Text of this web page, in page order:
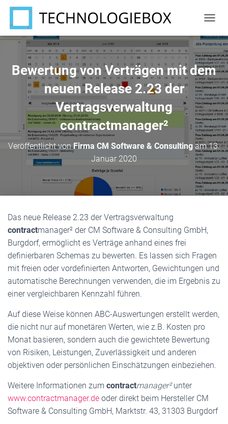
A
V
I
G
A
T
I
O
N
U
M
S
C
H
L
T
Bewertung von Verträgen mit dem
neuen Release 2.23 der
Vertragsverwaltung
contractmanager²
Veröffentlicht vonFirma CM Software & Consulting am13.
Januar 2020
Das neue Release 2.23 der Vertragsverwaltung
contractmanager² der CM Software & Consulting GmbH,
Burgdorf, ermöglicht es Verträge anhand eines frei
definierbaren Schemas zu bewerten. Es lassen sich Fragen
mit freien oder vordefinierten Antworten, Gewichtungen und
automatische Berechnungen verwenden, die im Ergebnis zu
einer vergleichbaren Kennzahl führen.
Auf diese Weise können ABC-Auswertungen erstellt werden,
die nicht nur auf monetären Werten, wie z.B. Kosten pro
Monat basieren, sondern auch die gewichtete Bewertung
von Risiken, Leistungen, Zuverlässigkeit und anderen
objektiven oder persönlichen Einschätzungen einbeziehen.
Weitere Informationen zum contractmanager²unter
www.contractmanager.de oder direkt beim Hersteller CM
Software & Consulting GmbH, Marktstr. 43, 31303 Burgdorf